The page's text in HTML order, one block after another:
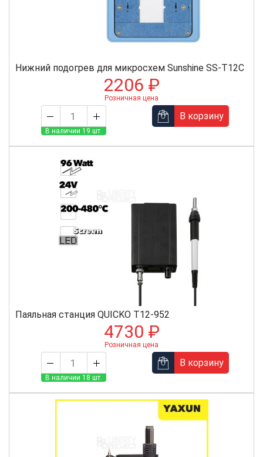
Нижний подогрев для микросхем Sunshine SS-T12C
2206 ₽
Розничная цена
В наличии 19 шт.
В корзину
Паяльная станция QUICKO T12-952
4730 ₽
Розничная цена
В наличии 18 шт.
В корзину